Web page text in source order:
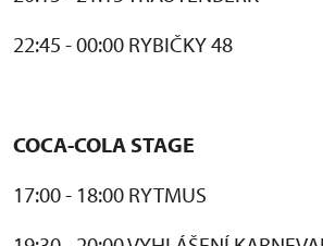
22:45 - 00:00 RYBIČKY 48
COCA-COLA STAGE
17:00 - 18:00 RYTMUS